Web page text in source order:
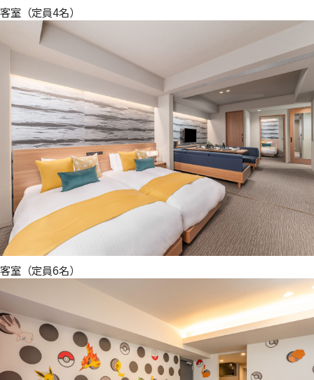
客室（定員4名）
客室（定員6名）